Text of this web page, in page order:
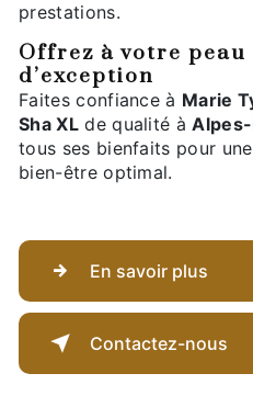
prestations.
Offrez à votre peau un soin
d’exception
Faites confiance à Marie
Sha XLde qualité à
tous ses bienfaits pour
bien-être optimal.
En savoir plus
Contactez-nous